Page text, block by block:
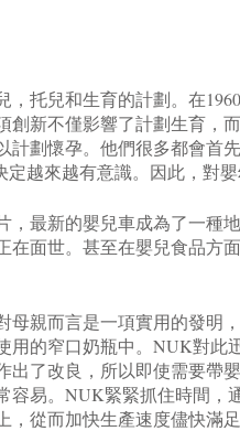
，托兒和生育的計劃。在
創新不僅影響了計劃生育，
計劃懷孕。他們很多都會首
定越來越有意識。因此，對
，最新的嬰兒車成為了一種
在面世。甚至在嬰兒食品方
母親而言是一項實用的發明
用的窄口奶瓶中。NUK對此
出了改良，所以即使需要帶
容易。NUK緊緊抓住時間
，從而加快生產速度儘快滿